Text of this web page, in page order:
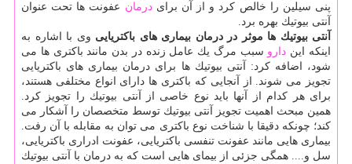
پنی سیلین را خالص كرد و از آن برایدرمان عفونت ها تحت عنوان
آنتی بیوتیك بهره برد.
آنتی بیوتیك ها موثر در درمان بیماری های باكتریایی وی با اشاره به
اینكه این دارو سبب مرگ یك عامل زنده در بدن مانند باكتری ها می
شود، اضافه كرد: آنتی بیوتیك ها برای درمان بیماری های باكتریایی
تجویز می شوند. از آنجایی كه باكتری ها دارای انواع مختلفی هستند،
برای هر كدام از آنها باید نوع خاصی از آنتی بیوتیك را تجویز كرد.
همین مبحث اهمیت تجویز آنتی بیوتیك توسط متخصصان را آشكار می
كند؛ چونكه دقیقا با شناخت نوع باكتری می توان به مقابله با آن رفت.
بیماری هایی مانند عفونت تنفسی باكتریایی، عفونت ادراری باكتریایی،
سل و.... همگی جزئی از بیمای هایی است كه به درمان با آنتی بیوتیك